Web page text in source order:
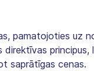
pamatojoties uz
saprātīgas cenas.